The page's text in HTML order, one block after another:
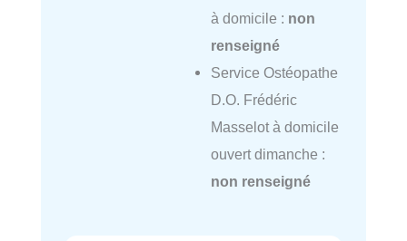
à domicile : non
renseigné
Service Ostéopathe
D.O. Frédéric
Masselot à domicile
ouvert dimanche :
non renseigné